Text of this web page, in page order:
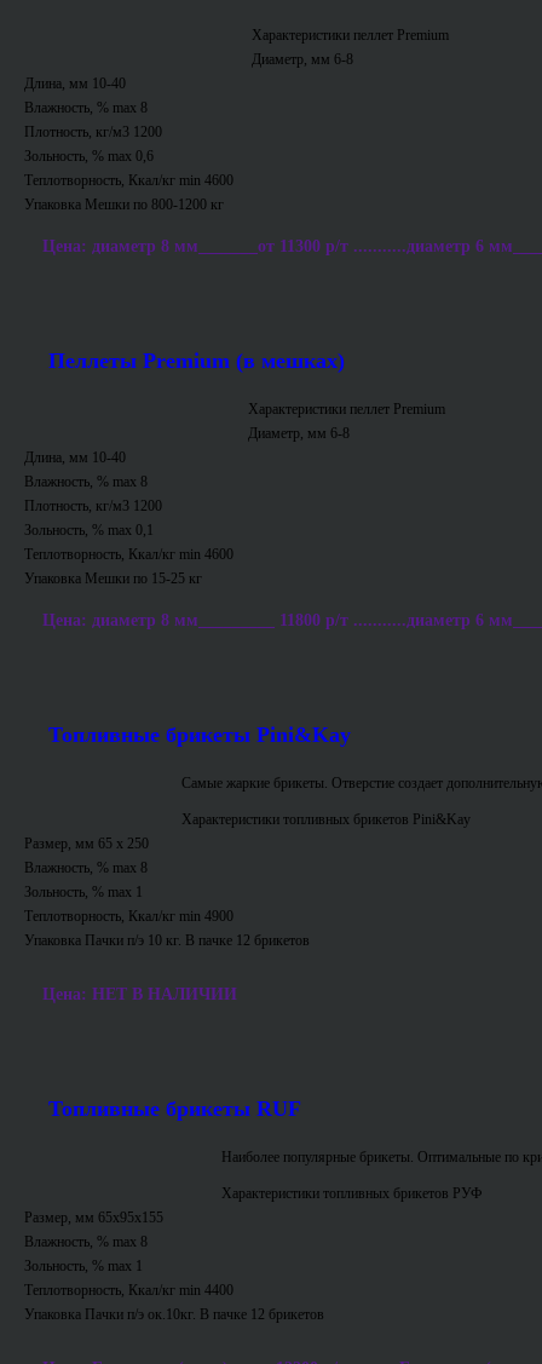
Характеристики пеллет Premium
Диаметр, мм 6-8
Длина, мм 10-40
Влажность, % max 8
Плотность, кг/м3 1200
Зольность, % max 0,6
Теплотворность, Ккал/кг min 4600
Упаковка Мешки по 800-1200 кг
Цена: диаметр 8 мм_______от 11300 р/т ...........диаметр 6
Пеллеты Premium (в мешках)
Характеристики пеллет Premium
Диаметр, мм 6-8
Длина, мм 10-40
Влажность, % max 8
Плотность, кг/м3 1200
Зольность, % max 0,1
Теплотворность, Ккал/кг min 4600
Упаковка Мешки по 15-25 кг
Цена: диаметр 8 мм_________ 11800 р/т ...........диаметр 6
Топливные брикеты Pini&Kay
Самые жаркие брикеты. Отверстие создает
Характеристики топливных брикетов Pini&Kay
Размер, мм 65 х 250
Влажность, % max 8
Зольность, % max 1
Теплотворность, Ккал/кг min 4900
Упаковка Пачки п/э 10 кг. В пачке 12 брикетов
Цена: НЕТ В НАЛИЧИИ
Топливные брикеты RUF
Наиболее популярные брикеты. Оптимальные по
Характеристики топливных брикетов РУФ
Размер, мм 65х95х155
Влажность, % max 8
Зольность, % max 1
Теплотворность, Ккал/кг min 4400
Упаковка Пачки п/э ок.10кг. В пачке 12 брикетов